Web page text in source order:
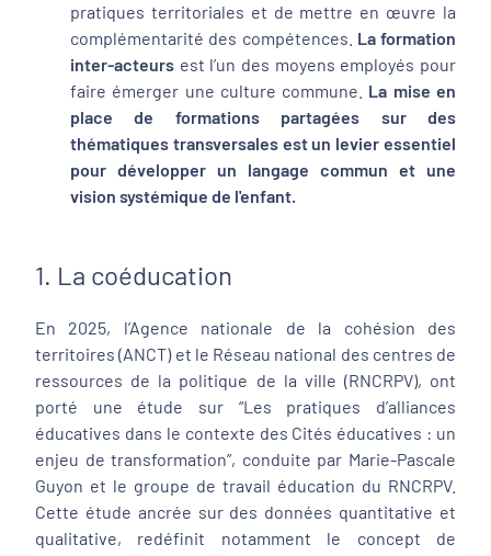
pratiques territoriales et de mettre en œuvre la
complémentarité des compétences. La formation
inter-acteurs est l’un des moyens employés pour
faire émerger une culture commune. La mise en
place de formations partagées sur des
thématiques transversales est un levier essentiel
pour développer un langage commun et une
vision systémique de l'enfant.
1. La coéducation
En 2025, l’Agence nationale de la cohésion des
territoires (ANCT) et le Réseau national des centres de
ressources de la politique de la ville (RNCRPV), ont
porté une étude sur “Les pratiques d’alliances
éducatives dans le contexte des Cités éducatives : un
enjeu de transformation”, conduite par Marie-Pascale
Guyon et le groupe de travail éducation du RNCRPV.
Cette étude ancrée sur des données quantitative et
qualitative, redéfinit notamment le concept de